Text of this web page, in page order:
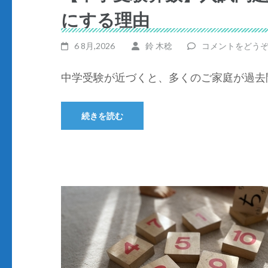
にする理由
6 8月,2026 鈴 木稔 コメントをどうぞ
中学受験が近づくと、多くのご家庭が過
続きを読む